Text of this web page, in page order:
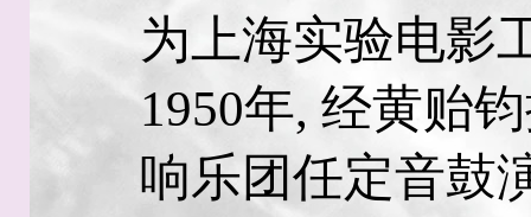
为上海实验电影
1950年, 经黄贻
响乐团任定音鼓